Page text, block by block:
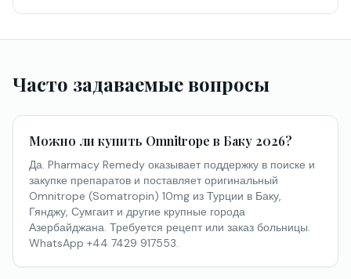
Часто задаваемые вопросы
Можно ли купить Omnitrope в Баку 2026?
Да. Pharmacy Remedy оказывает поддержку в поиске и
закупке препаратов и поставляет оригинальный
Omnitrope (Somatropin) 10mg из Турции в Баку,
Гянджу, Сумгаит и другие крупные города
Азербайджана. Требуется рецепт или заказ больницы.
WhatsApp +44 7429 917553.